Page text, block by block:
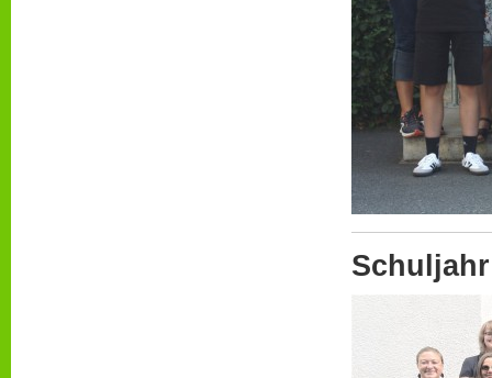
Schuljahr